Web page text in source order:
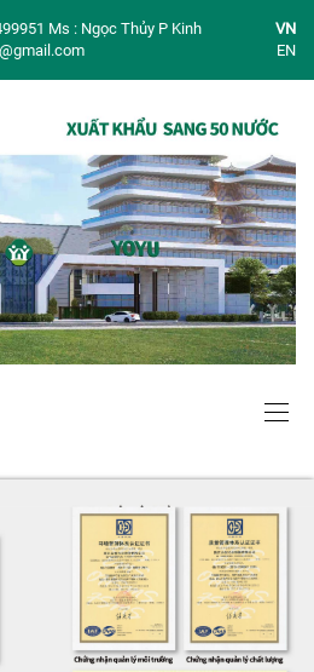
Ms : Ngọc Thủy P Kinh
VN
EN